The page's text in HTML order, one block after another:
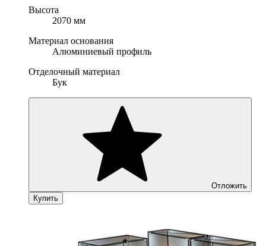
Высота
2070 мм
Материал основания
Алюминиевый профиль
Отделочный материал
Бук
Отложить
Купить